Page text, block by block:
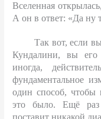
Вселенная
А он в ответ: «Да ну
Так вот, если
Кундалини, вы
иногда,
фундаментальное
один способ, чтобы
это было. Ещё раз
поставит никакой